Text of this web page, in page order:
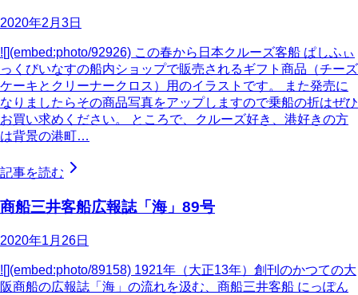
2020年2月3日
![](embed:photo/92926) この春から日本クルーズ客船 ぱしふぃ
っくびいなすの船内ショップで販売されるギフト商品（チーズ
ケーキとクリーナークロス）用のイラストです。 また発売に
なりましたらその商品写真をアップしますので乗船の折はぜひ
お買い求めください。 ところで、クルーズ好き、港好きの方
は背景の港町…
記事を読む
商船三井客船広報誌「海」89号
2020年1月26日
![](embed:photo/89158) 1921年（大正13年）創刊のかつての大
阪商船の広報誌「海」の流れを汲む、商船三井客船 にっぽん